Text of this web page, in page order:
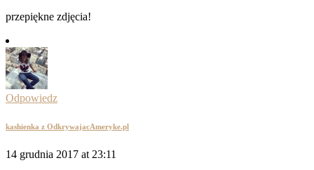
przepiękne zdjęcia!
Odpowiedz
kashienka z OdkrywajacAmeryke.pl
14 grudnia 2017 at 23:11